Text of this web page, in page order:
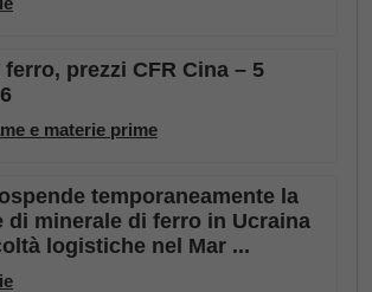
prezzi CFR Cina – 5
e materie prime
temporaneamente la
di minerale di ferro in Ucraina
logistiche nel Mar ...